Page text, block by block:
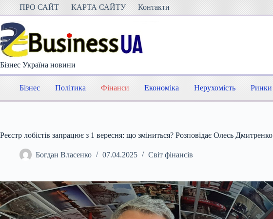
Перейти
вмісту
ПРО САЙТ КАРТА САЙТУ Контакти
Бізнес Україна новини
Бізнес Політика Фінанси Економіка Нерухомість Ринки
Реєстр лобістів запрацює з 1 вересня: що зміниться? Розповідає Олесь Дмитренко
Богдан Власенко 07.04.2025 Світ фінансів